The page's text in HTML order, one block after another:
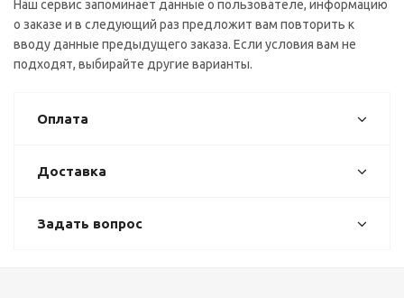
Наш сервис запоминает данные о пользователе, информацию
о заказе и в следующий раз предложит вам повторить к
вводу данные предыдущего заказа. Если условия вам не
подходят, выбирайте другие варианты.
Оплата
Доставка
Задать вопрос